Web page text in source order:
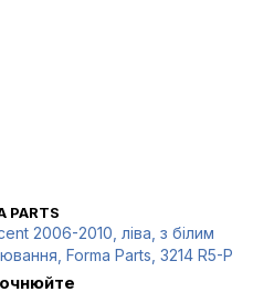
PARTS
2006-2010, ліва, з білим
Forma Parts, 3214 R5-P